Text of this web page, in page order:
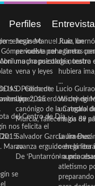
la
y
Marzo
se
ceheginero
vuelve por
una propuesta
Pedida de
2015
del Centro de Día
nos felicita el
2015
Perfiles
Jesús Manuel Ruiz, un
periodista ceheginero con
mucha psicología, teatro
vena y leyes
D. Clemente Lucio Guirao
López, sacerdote
canónigo de la Catedral
Murcia, fallece a los 89
Salvador García Jiménez
avanza erguido en la
De ‘Puntarrón’ a
Juan
a tantas
de nuestra
hubiera
...
Wichy de
un regalo
magia de
Laura
ceheginera
«nunca
atletismo